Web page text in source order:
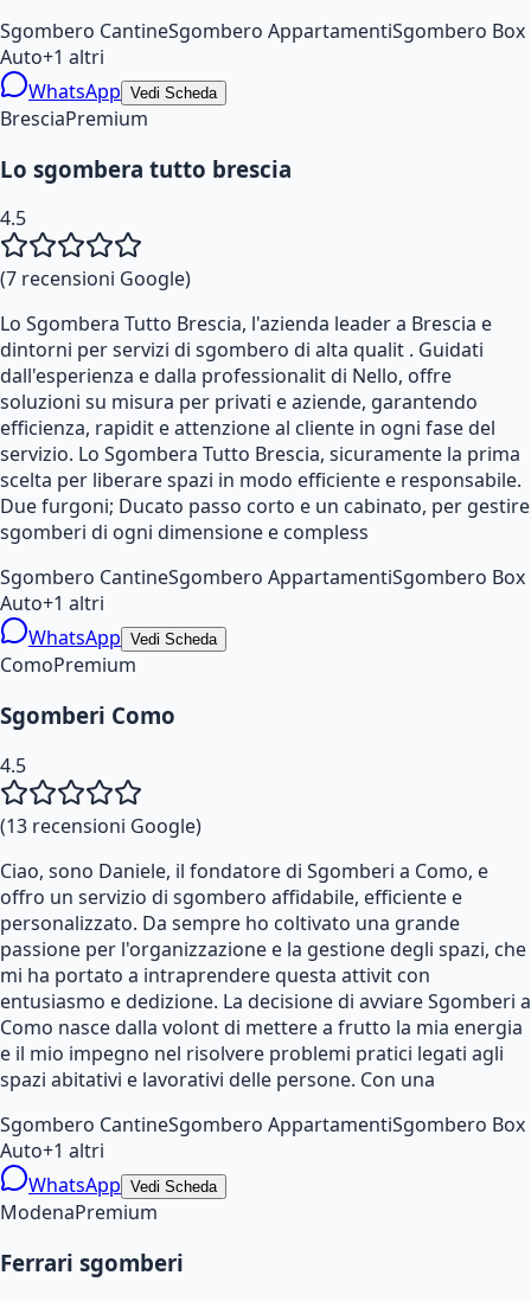
Sgombero CantineSgombero AppartamentiSgombero Box
Auto+1 altri
WhatsApp Vedi Scheda
BresciaPremium
Lo sgombera tutto brescia
4.5
(7 recensioni Google)
Lo Sgombera Tutto Brescia, l'azienda leader a Brescia e
dintorni per servizi di sgombero di alta qualit . Guidati
dall'esperienza e dalla professionalit di Nello, offre
soluzioni su misura per privati e aziende, garantendo
efficienza, rapidit e attenzione al cliente in ogni fase del
servizio. Lo Sgombera Tutto Brescia, sicuramente la prima
scelta per liberare spazi in modo efficiente e responsabile.
Due furgoni; Ducato passo corto e un cabinato, per gestire
sgomberi di ogni dimensione e compless
Sgombero CantineSgombero AppartamentiSgombero Box
Auto+1 altri
WhatsApp Vedi Scheda
ComoPremium
Sgomberi Como
4.5
(13 recensioni Google)
Ciao, sono Daniele, il fondatore di Sgomberi a Como, e
offro un servizio di sgombero affidabile, efficiente e
personalizzato. Da sempre ho coltivato una grande
passione per l'organizzazione e la gestione degli spazi, che
mi ha portato a intraprendere questa attivit con
entusiasmo e dedizione. La decisione di avviare Sgomberi a
Como nasce dalla volont di mettere a frutto la mia energia
e il mio impegno nel risolvere problemi pratici legati agli
spazi abitativi e lavorativi delle persone. Con una
Sgombero CantineSgombero AppartamentiSgombero Box
Auto+1 altri
WhatsApp Vedi Scheda
ModenaPremium
Ferrari sgomberi